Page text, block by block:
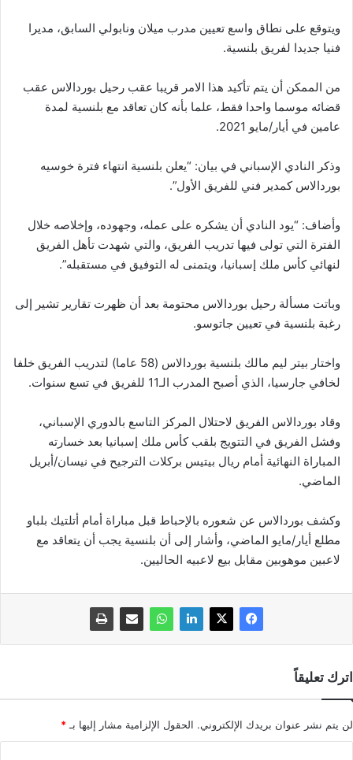
ويتوقع على نطاق واسع تعيين مدرب ميلان ونابولي السابق، مديرا
فنيا جديدا لفريق بلنسية.
من الممكن أن يتم تأكيد هذا الامر قريبا عقب رحيل بوردالاس عقب
قضائه موسما واحدا فقط، علما بأنه كان تعاقد مع بلنسية لمدة
عامين في أيار/مايو 2021.
وذكر النادي الإسباني في بيان: “يعلن بلنسية انتهاء فترة خوسيه
بوردالاس كمدير فني للفريق الأول”.
وأضاف: “يود النادي أن يشكره على عمله، وجهوده، وإخلاصه خلال
الفترة التي تولى فيها تدريب الفريق، والتي شهدت تأهل الفريق
لنهائي كأس ملك إسبانيا، ويتمنى له التوفيق في مستقبله”.
وباتت مسألة رحيل بوردالاس محتومة بعد أن ظهرت تقارير تشير إلى
رغبة بلنسية في تعيين جاتوسو.
واختار بيتر ليم مالك بلنسية بوردالاس (58 عاما) لتدريب الفريق خلفا
لخافي جارسيا، الذي أصبح المدرب الـ11 للفريق في تسع سنوات.
وقاد بوردالاس الفريق لاحتلال المركز التاسع بالدوري الإسباني،
وفشل الفريق في التتويج بلقب كأس ملك إسبانيا بعد خسارته
المباراة النهائية أمام ريال بيتيس بركلات الترجيح في نيسان/أبريل
الماضي.
وكشف بوردالاس عن شعوره بالإحباط قبل مباراة أمام أتلتيك بلباو
مطلع أيار/مايو الماضي، وأشار إلى أن بلنسية يجب أن يتعاقد مع
لاعبين موهوبين مقابل بيع لاعبيه الحاليين.
اترك تعليقاً
لن يتم نشر عنوان بريدك الإلكتروني. الحقول الإلزامية مشار إليها بـ*